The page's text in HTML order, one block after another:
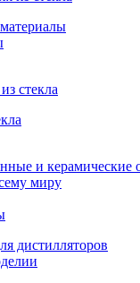
стекла
и керамические
миру
дистилляторов